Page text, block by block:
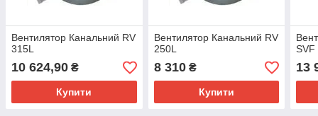
Вентилятор Канальний RV
315L
10 624,90 ₴
Купити
Вентилятор Канальний RV
250L
8 310₴
Купити
SVF
13